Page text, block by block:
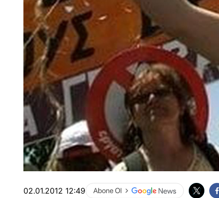
02.01.2012 12:49